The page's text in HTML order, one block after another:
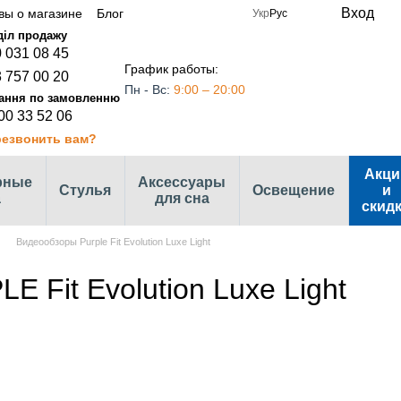
о магазине
Блог
Укр Рус Вход
031 08 45
757 00 20
33 52 06
вам?
График работы:
Пн - Вс: 9:00 – 20:00
Стулья
Аксессуары
для сна
Освещение
и
Видеообзоры Purple Fit Evolution Luxe Light
Fit Evolution Luxe Light